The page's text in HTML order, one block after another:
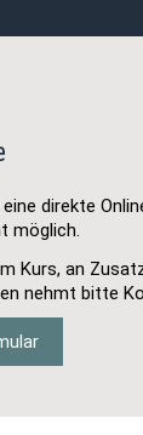
direkte
möglich.
Kurs, an
nehmt bitte